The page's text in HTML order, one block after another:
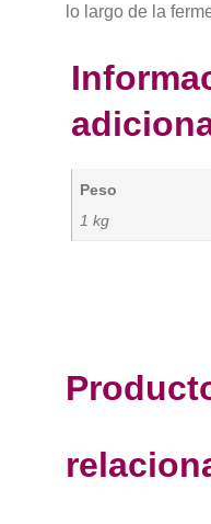
lo largo de la
Peso
1 kg